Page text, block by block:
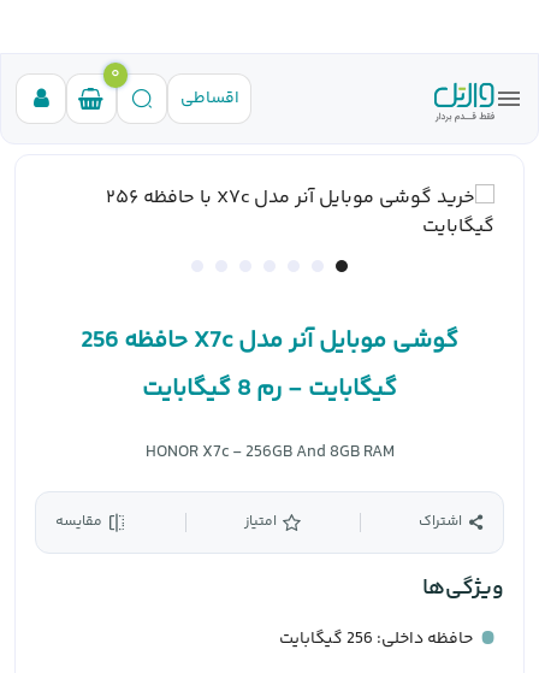
اقساطی
0
گوشی موبایل آنر مدل X7c حافظه 256
گیگابایت - رم 8 گیگابایت
HONOR X7c - 256GB And 8GB RAM
اشتراک امتیاز مقایسه
ویژگی‌ها
حافظه داخلی: 256 گیگابایت